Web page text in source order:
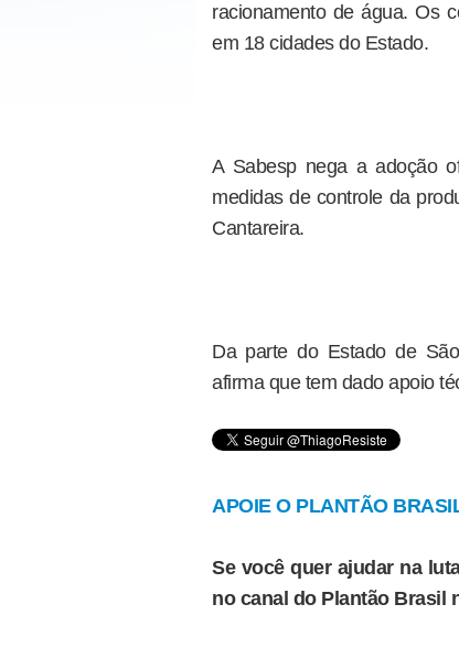
racionamento de água. Os
em 18 cidades do Estado.
A Sabesp nega a adoção
medidas de controle da
Cantareira.
Da parte do Estado de
afirma que tem dado apoio
APOIE O PLANTÃO
Se você quer ajudar na
no canal do Plantão Brasil